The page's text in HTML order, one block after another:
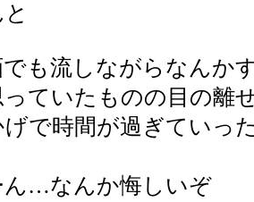
も流しながらなんか
っていたものの目の離
げで時間が過ぎてい
ん…なんか悔しいぞ